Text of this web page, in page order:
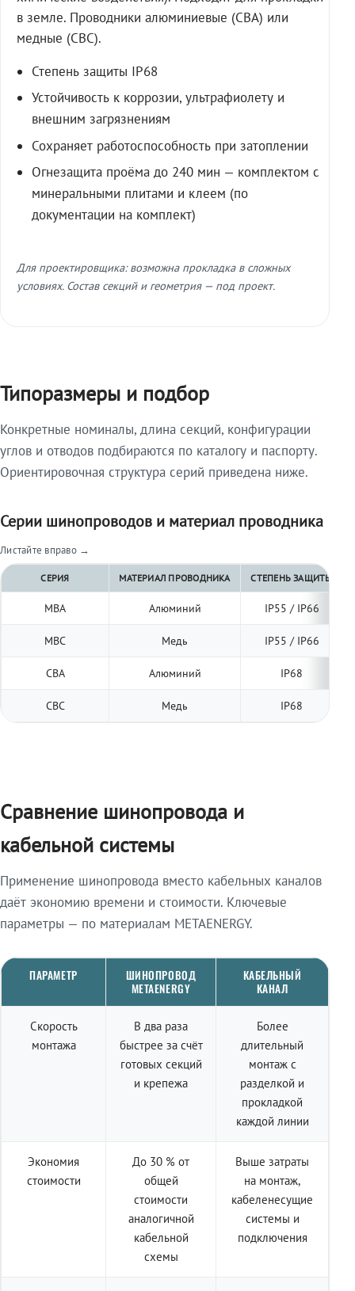
в земле. Проводники алюминиевые (СВА) или
медные (СВС).
Степень защиты IP68
Устойчивость к коррозии, ультрафиолету и
внешним загрязнениям
Сохраняет работоспособность при затоплении
Огнезащита проёма до 240 мин — комплектом с
минеральными плитами и клеем (по
документации на комплект)
Для проектировщика: возможна прокладка в сложных
условиях. Состав секций и геометрия — под проект.
Типоразмеры и подбор
Конкретные номиналы, длина секций, конфигурации
углов и отводов подбираются по каталогу и паспорту.
Ориентировочная структура серий приведена ниже.
Серии шинопроводов и материал проводника
Листайте вправо →
СЕРИЯ МАТЕРИАЛ ПРОВОДНИКА СТЕПЕНЬ ЗАЩИТЫ
МВА Алюминий IP55 / IP66
МВС Медь IP55 / IP66
СВА Алюминий IP68
СВС Медь IP68
Сравнение шинопровода и
кабельной системы
Применение шинопровода вместо кабельных каналов
даёт экономию времени и стоимости. Ключевые
параметры — по материалам METAENERGY.
ПАРАМЕТР
ШИНОПРОВОД
METAENERGY
КАБЕЛЬНЫЙ
КАНАЛ
Скорость
монтажа
В два раза
быстрее за счёт
готовых секций
и крепежа
Более
длительный
монтаж с
разделкой и
прокладкой
каждой линии
Экономия
стоимости
До 30 % от
общей
стоимости
аналогичной
кабельной
схемы
Выше затраты
на монтаж,
кабеленесущие
системы и
подключения